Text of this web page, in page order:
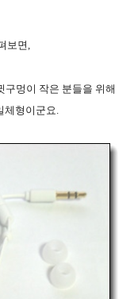
보면,
구멍이 작은 분들을 위해
형이군요.